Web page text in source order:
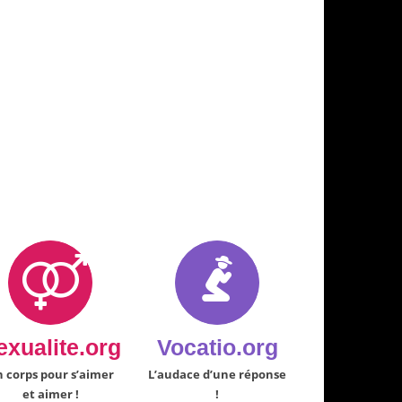
corps pour s’aimer
et aimer !
Vocatio.org
L’audace d’une réponse
!